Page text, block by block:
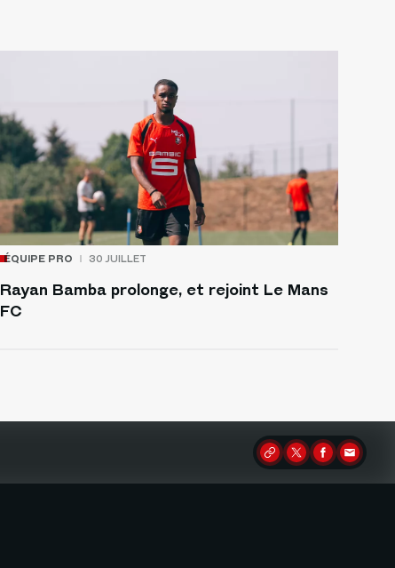
ÉQUIPE PRO 30 JUILLET
Rayan Bamba prolonge, et rejoint Le Mans
FC
Partager